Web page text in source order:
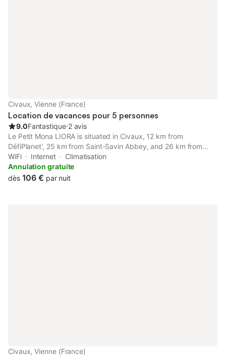
Civaux, Vienne (France)
Location de vacances pour 5 personnes
9.0Fantastique⋅2 avis
Le Petit Mona LIORA is situated in Civaux, 12 km from
DéfiPlanet', 25 km from Saint-Savin Abbey, and 26 km from
Mignaloux-Beauvoir Golf Course.
WiFi Internet
Climatisation
Annulation gratuite
dès 106 € par nuit
Civaux, Vienne (France)